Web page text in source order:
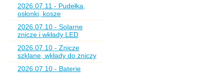
2026.07.11 - Pudełka,
osłonki, kosze
2026.07.10 - Solarne
znicze i wkłady LED
2026.07.10 - Znicze
szklane, wkłady do zniczy
2026.07.10 - Baterie